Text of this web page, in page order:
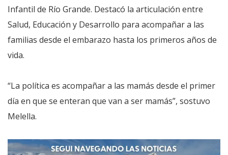
Infantil de Río Grande. Destacó la articulación entre
Salud, Educación y Desarrollo para acompañar a las
familias desde el embarazo hasta los primeros años de
vida.
“La política es acompañar a las mamás desde el primer
día en que se enteran que van a ser mamás”, sostuvo
Melella.